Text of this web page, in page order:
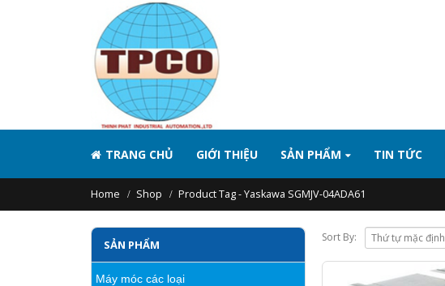
TRANG CHỦ GIỚI THIỆU SẢN PHẨM TIN TỨC
Home Shop Product Tag -Yaskawa SGMJV-04ADA61
Sort By:
SẢN PHẨM
Máy móc các loại